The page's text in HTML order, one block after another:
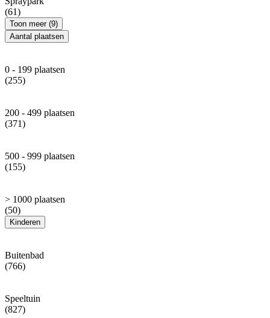
(61)
Toon meer (9)
Aantal plaatsen
0 - 199 plaatsen
(255)
200 - 499 plaatsen
(371)
500 - 999 plaatsen
(155)
> 1000 plaatsen
(50)
Kinderen
Buitenbad
(766)
Speeltuin
(827)